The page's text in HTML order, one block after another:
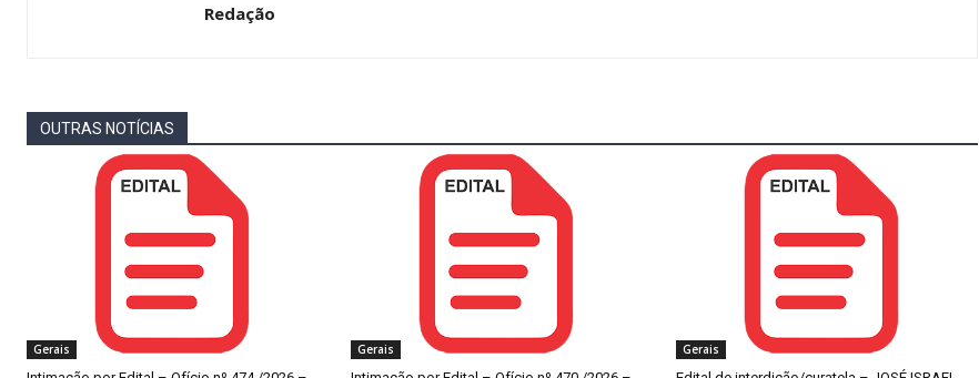
Redação
OUTRAS NOTÍCIAS
Gerais Gerais Gerais